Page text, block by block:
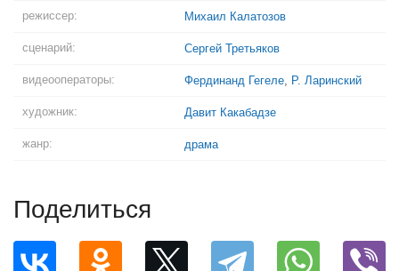
режиссер: Михаил Калатозов
сценарий: Сергей Третьяков
видеооператоры: Фердинанд Гегеле, Р. Ларинский
художник: Давит Какабадзе
жанр: драма
Поделиться